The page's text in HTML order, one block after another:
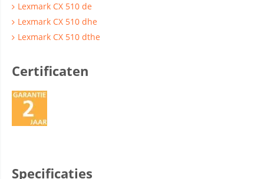
Lexmark CX 510 de
Lexmark CX 510 dhe
Lexmark CX 510 dthe
Certificaten
Specificaties